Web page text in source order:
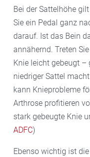
Bei der Sattelhöhe
Sie ein Pedal ganz
darauf. Ist das Bein
annähernd. Treten
Knie leicht gebeugt –
niedriger Sattel
kann Knieprobleme
Arthrose profitieren
stark gebeugte Knie
ADFC)
Ebenso wichtig ist